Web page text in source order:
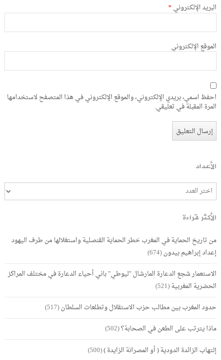
البريد الإلكتروني *
الموقع الإلكتروني
احفظ اسمي، بريدي الإلكتروني، والموقع الإلكتروني في هذا المتصفح لاستخدامها
المرة المقبلة في تعليقي.
الأعداد
الأكثر قراءة
من تاريخ الحماية في المغرب خطر الحماية القنصلية واستغلالها من طرف اليهود
إعداد إبراهيم بيدون(674)
الاستعمار شجع الدعارة المارشال "ليوطي" باني أحياء الدعارة في مختلف المراكز
الحضرية المغربية(521)
حدود المغرب بين مطالب حزب الاستقلال وتطلعات السلطان(517)
ماذا يترتب على الطعن في الصحابة؟(502)
إلتهاب الزائدة الدودية ( أو المصرانة الزايدة )(500)